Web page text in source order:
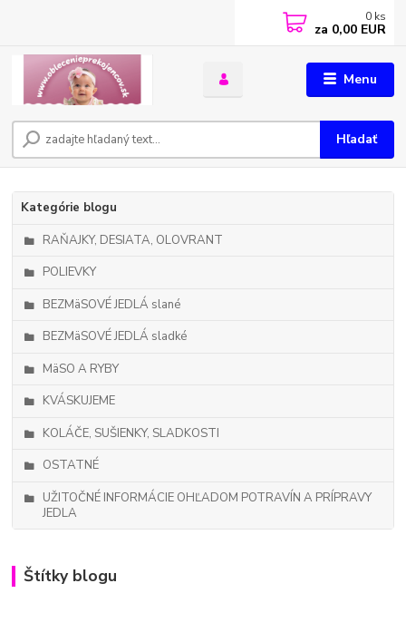
Menu
Hľadať
0 ks
za 0,00 EUR
Kategórie blogu
RAŇAJKY, DESIATA, OLOVRANT
POLIEVKY
BEZMäSOVÉ JEDLÁ slané
BEZMäSOVÉ JEDLÁ sladké
MäSO A RYBY
KVÁSKUJEME
KOLÁČE, SUŠIENKY, SLADKOSTI
OSTATNÉ
UŽITOČNÉ INFORMÁCIE OHĽADOM POTRAVÍN A PRÍPRAVY
JEDLA
Štítky blogu